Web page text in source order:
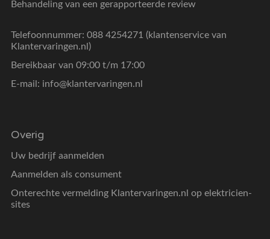
Behandeling van een gerapporteerde review
Telefoonnummer: 088 4254271 (klantenservice van
Klantervaringen.nl)
Bereikbaar van 09:00 t/m 17:00
E-mail: info@klantervaringen.nl
Overig
Uw bedrijf aanmelden
Aanmelden als consument
Onterechte vermelding Klantervaringen.nl op elektricien-
sites